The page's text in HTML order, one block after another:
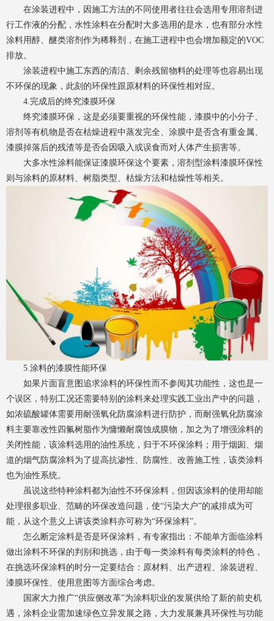
在涂装进程中，因施工方法的不同使用者往往会选用专用溶剂进
行工作液的分配，水性涂料在分配时大多选用的是水，也有部分水性
涂料用醇、醚类溶剂作为稀释剂，在施工进程中也会增加额定的VOC
排放。
涂装进程中施工东西的清洁、剩余残留物料的处理等也容易出现
不环保的现象，此刻的环保性跟原材料的环保性相对应。
4.完成后的终究漆膜环保
终究漆膜环保，这是必须要重视的环保性能，漆膜中的小分子、
溶剂等有机物是否在枯燥进程中蒸发完全、涂膜中是否含有重金属、
漆膜掉落后的残渣等是否会因吸入或误食而对人体产生损害等。
大多水性涂料能保证漆膜环保这个要素，溶剂型涂料漆膜环保性
则与涂料的原材料、树脂类型、枯燥方法和枯燥性等相关。
5.涂料的漆膜性能环保
如果片面盲意图追求涂料的环保性而不参阅其功能性，这也是一
个误区，特别工况还需要特别的涂料来处理实践工业出产中的问题，
如浓硫酸罐体需要用耐强氧化防腐涂料进行防护，而耐强氧化防腐涂
料主要靠改性四氟树脂作为慵懒耐腐蚀成膜物，加之为了增强涂料的
关闭性能，该涂料选用的油性系统，归于不环保涂料；用于烟囱、烟
道的烟气防腐涂料为了提高抗渗性、防腐性、改善施工性，该类涂料
也为油性系统。
虽说这些特种涂料都为油性不环保涂料，但因该涂料的使用却能
处理很多职业、范畴的环保改造问题，使“污染大户”的减排成为可
能，从这个意义上讲该类涂料亦可称为“环保涂料”。
怎么断定涂料是否是环保涂料，有专家指出：不能单方面临涂料
做出涂料不环保的判别和挑选，由于每一类涂料有每类涂料的特色，
在挑选环保涂料的时分一定要结合：原材料、出产进程、涂装进程、
漆膜环保性、使用意图等方面综合考虑。
国家大力推广“供应侧改革”为涂料职业的发展供给了新的前史机
遇，涂料企业需加速绿色立异发展之路，大力发展兼具环保性与功能